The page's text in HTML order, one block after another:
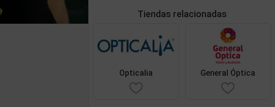
Tiendas relacionadas
Opticalia General Óptica